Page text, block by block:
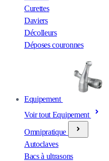
Curettes
Daviers
Décolleurs
Déposes couronnes
Equipement
Voir tout Equipement
Omnipratique
Autoclaves
Bacs à ultrasons